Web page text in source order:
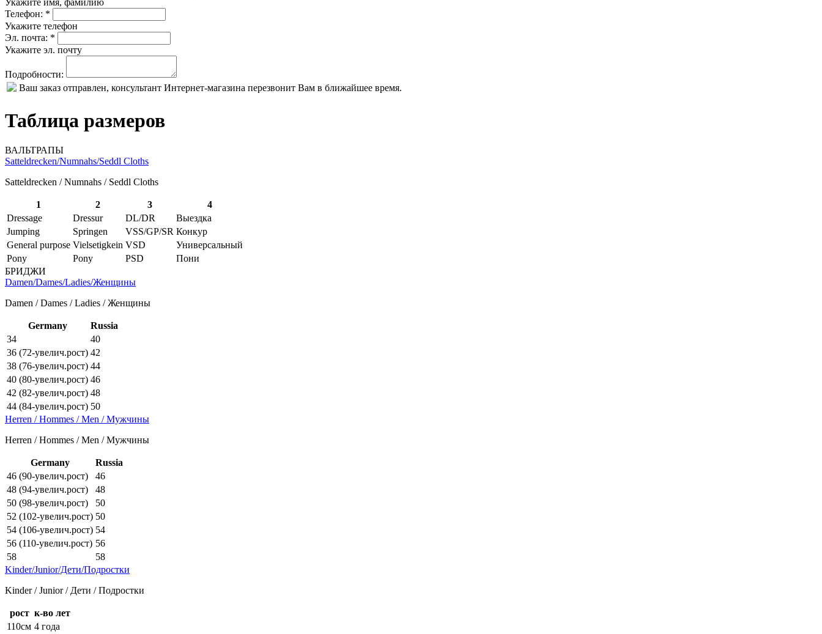
Укажите имя, фамилию
Телефон: *
Укажите телефон
Эл. почта: *
Укажите эл. почту
Подробности:
Ваш заказ отправлен, консультант Интернет-магазина перезвонит Вам в ближайшее время.
Таблица размеров
ВАЛЬТРАПЫ
Satteldrecken/Numnahs/Seddl Cloths
Satteldrecken / Numnahs / Seddl Cloths
1 2 3
4
Dressage
Dressur DL/DR
Выездка
Jumping
Springen VSS/GP/SR Конкур
General purpose Vielsetigkein VSD
Универсальный
Pony
Pony PSD
Пони
БРИДЖИ
Damen/Dames/Ladies/Женщины
Damen / Dames / Ladies / Женщины
Germany
Russia
34
40
36 (72-увелич.рост) 42
38 (76-увелич.рост) 44
40 (80-увелич.рост) 46
42 (82-увелич.рост) 48
44 (84-увелич.рост) 50
Herren / Hommes / Men / Мужчины
Herren / Hommes / Men / Мужчины
Germany
Russia
46 (90-увелич.рост)
46
48 (94-увелич.рост)
48
50 (98-увелич.рост)
50
52 (102-увелич.рост) 50
54 (106-увелич.рост) 54
56 (110-увелич.рост) 56
58
58
Kinder/Junior/Дети/Подростки
Kinder / Junior / Дети / Подростки
рост к-во лет
110см 4 года